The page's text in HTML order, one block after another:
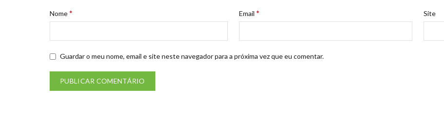
Nome* Email* Site
Guardar o meu nome, email e site neste navegador para a próxima vez que eu comentar.